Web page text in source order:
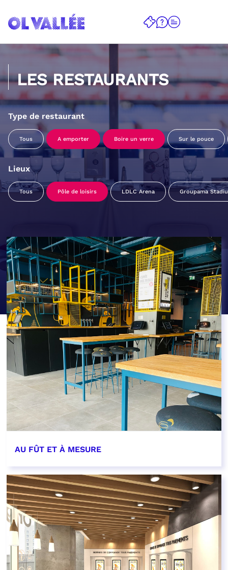
LES RESTAURANTS
Type de restaurant
Tous A emporter Boire un verre Sur le pouce
Lieux
Tous Pôle de loisirs LDLC Arena Groupama
AU FÛT ET À MESURE
EN SAVOIR PLUS